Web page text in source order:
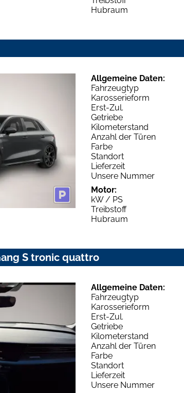
Hubraum
Allgemeine Daten:
Fahrzeugtyp
Karosserieform
Erst-Zul.
Getriebe
Kilometerstand
Anzahl der Türen
Farbe
Standort
Lieferzeit
Unsere Nummer
Motor:
kW / PS
Treibstoff
Hubraum
S tronic quattro
Allgemeine Daten:
Fahrzeugtyp
Karosserieform
Erst-Zul.
Getriebe
Kilometerstand
Anzahl der Türen
Farbe
Standort
Lieferzeit
Unsere Nummer